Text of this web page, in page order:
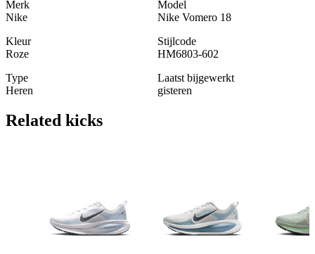
Merk
Nike
Model
Nike Vomero 18
Kleur
Roze
Stijlcode
HM6803-602
Type
Heren
Laatst bijgewerkt
gisteren
Related kicks